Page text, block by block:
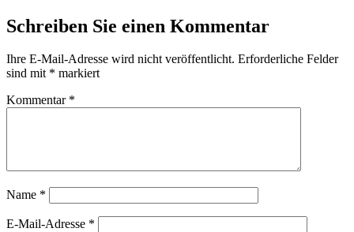
Schreiben Sie einen Kommentar
Ihre E-Mail-Adresse wird nicht veröffentlicht. Erforderliche Felder
sind mit * markiert
Kommentar *
Name *
E-Mail-Adresse *